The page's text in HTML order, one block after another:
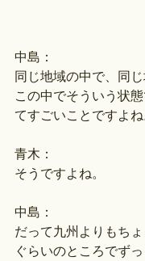
中島：
同じ地域の中で、同じ
この中でそういう状
てすごいことですよね
青木：
そうですよね。
中島：
だって九州よりもち
ぐらいのところでず